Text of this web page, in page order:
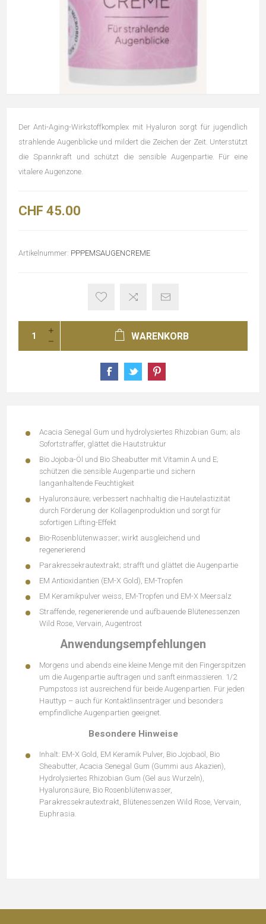
Der Anti-Aging-Wirkstoffkomplex mit Hyaluron sorgt für jugendlich
strahlende Augenblicke und mildert die Zeichen der Zeit. Unterstützt
die Spannkraft und schützt die sensible Augenpartie. Für eine
vitalere Augenzone.
CHF 45.00
Artikelnummer: PPPEMSAUGENCREME
WARENKORB
Acacia Senegal Gum und hydrolysiertes Rhizobian Gum; als
Sofortstraffer, glättet die Hautstruktur
Bio Jojoba-Öl und Bio Sheabutter mit Vitamin A und E;
schützen die sensible Augenpartie und sichern
langanhaltende Feuchtigkeit
Hyaluronsäure; verbessert nachhaltig die Hautelastizität
durch Förderung der Kollagenproduktion und sorgt für
sofortigen Lifting-Effekt
Bio-Rosenblütenwasser; wirkt ausgleichend und
regenerierend
Parakressekrautextrakt; strafft und glättet die Augenpartie
EM Antioxidantien (EM-X Gold), EM-Tropfen
EM Keramikpulver weiss, EM-Tropfen und EM-X Meersalz
Straffende, regenerierende und aufbauende Blütenessenzen
Wild Rose, Vervain, Augentrost
Anwendungsempfehlungen
Morgens und abends eine kleine Menge mit den Fingerspitzen
um die Augenpartie auftragen und sanft einmassieren. 1/2
Pumpstoss ist ausreichend für beide Augenpartien. Für jeden
Hauttyp – auch für Kontaktlinsenträger und besonders
empfindliche Augenpartien geeignet.
Besondere Hinweise
Inhalt: EM-X Gold, EM Keramik Pulver, Bio Jojobaöl, Bio
Sheabutter, Acacia Senegal Gum (Gummi aus Akazien),
Hydrolysiertes Rhizobian Gum (Gel aus Wurzeln),
Hyaluronsäure, Bio Rosenblütenwasser,
Parakressekrautextrakt, Blütenessenzen Wild Rose, Vervain,
Euphrasia.